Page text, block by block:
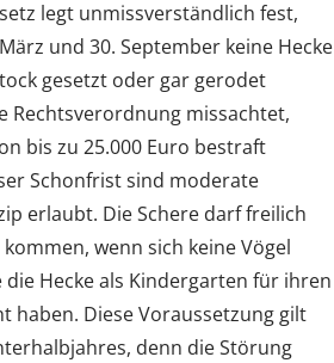
legt unmissverständlich fest,
und 30. September keine Hecke
gesetzt oder gar gerodet
Rechtsverordnung missachtet,
bis zu 25.000 Euro bestraft
Schonfrist sind moderate
erlaubt. Die Schere darf freilich
wenn sich keine Vögel
Hecke als Kindergarten für ihren
haben. Diese Voraussetzung gilt
denn die Störung